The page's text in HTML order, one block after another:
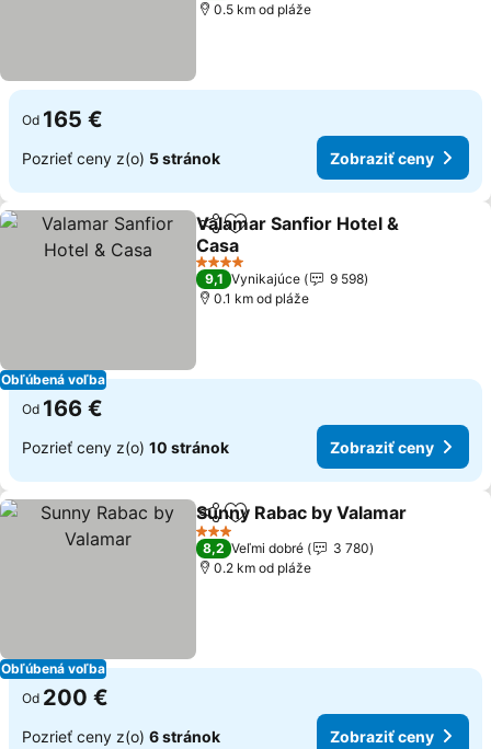
0.5 km od pláže
Od 165 €
Pozrieť ceny z(o) 5 stránok Zobraziť ceny
Obľúbená voľba
ZdieľaťPridať do obľúbených
Valamar Sanfior Hotel &
Casa
Zobraziť ceny
4 Počet hviezdičiek
9,1 Vynikajúce
9 598
0.1 km od pláže
Od 166 €
Pozrieť ceny z(o) 10 stránok Zobraziť ceny
Obľúbená voľba
ZdieľaťPridať do obľúbených
Sunny Rabac by Valamar
3 Počet hviezdičiek
8,2 Veľmi dobré
3 780
0.2 km od pláže
Od 200 €
Pozrieť ceny z(o) 6 stránok Zobraziť ceny